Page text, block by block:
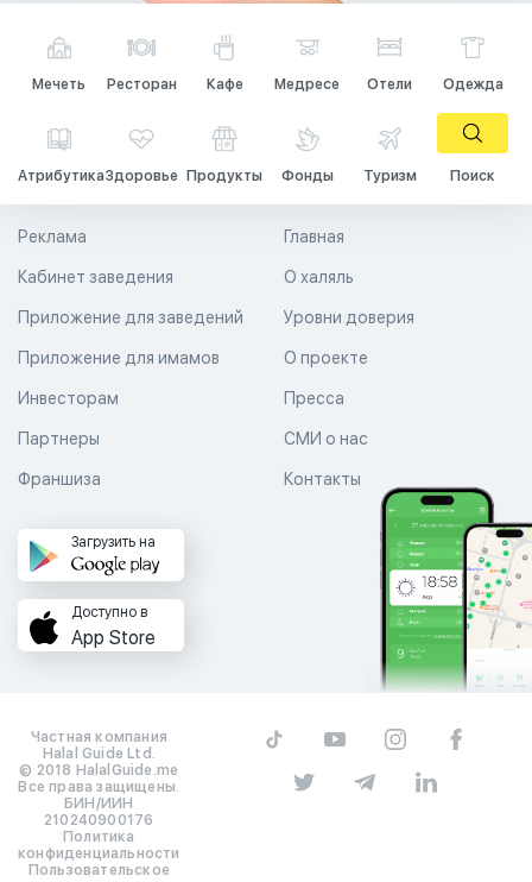
Мечеть Ресторан Кафе Медресе Отели Одежда
АтрибутикаЗдоровье Продукты Фонды Туризм Поиск
Главная
О халяль
Уровни доверия
Реклама
Кабинет заведения
Приложение для заведений
Приложение для имамов О проекте
Пресса
СМИ о нас
Контакты
Инвесторам
Партнеры
Франшиза
Загрузить на
Доступно в
App Store
Частная компания
Halal Guide Ltd.
© 2018 HalalGuide.me
Все права защищены.
БИН/ИИН
210240900176
Политика
конфиденциальности
Пользовательское